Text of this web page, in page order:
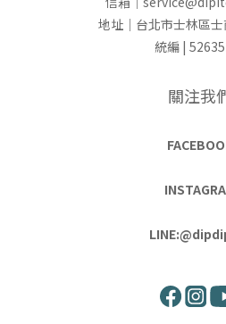
地址｜台北市士林區
統編 |
關注我